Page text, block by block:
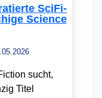
SciFi-
Science
sucht,
Titel